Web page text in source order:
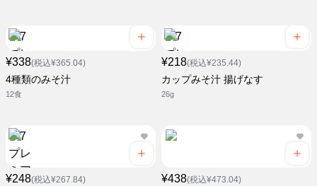
¥338(税込¥365.04)
4種類のみそ汁
12食
¥218(税込¥235.44)
カップみそ汁 揚げなす
26g
¥248(税込¥267.84) ¥438(税込¥473.04)